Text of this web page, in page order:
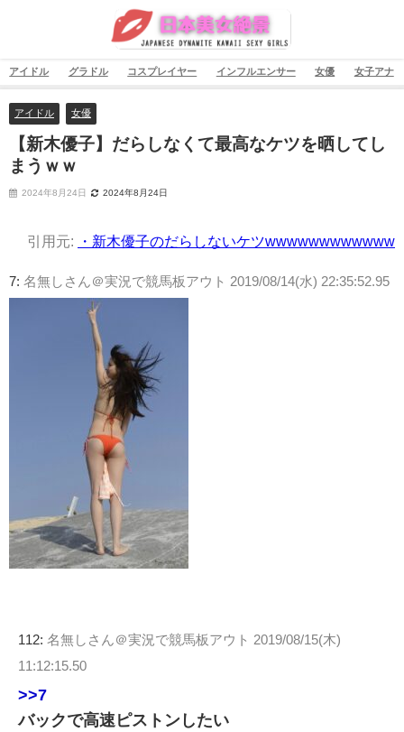
アイドル グラドル コスプレイヤー インフルエンサー 女優 女子アナ
アイドル 女優
【新木優子】だらしなくて最高なケツを晒してし
まうｗｗ
2024年8月24日 2024年8月24日
引用元: ・新木優子のだらしないケツwwwwwwwwwwww
7: 名無しさん＠実況で競馬板アウト 2019/08/14(水) 22:35:52.95
112: 名無しさん＠実況で競馬板アウト 2019/08/15(木)
11:12:15.50
>>7
バックで高速ピストンしたい